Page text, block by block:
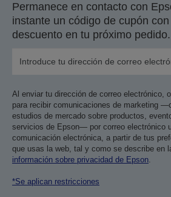
Permanece en contacto con
instante un código de cupón con
descuento en tu próximo pedido.
Al enviar tu dirección de correo electrónico,
para recibir comunicaciones de marketing
estudios de mercado sobre productos,
servicios de Epson— por correo electrónico
comunicación electrónica, a partir de tus
que usas la web, tal y como se describe en
información sobre privacidad de Epson.
*Se aplican restricciones